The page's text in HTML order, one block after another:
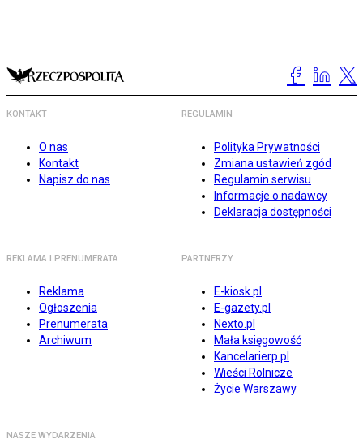
KONTAKT
O nas
Kontakt
Napisz do nas
REGULAMIN
Polityka Prywatności
Zmiana ustawień zgód
Regulamin serwisu
Informacje o nadawcy
Deklaracja dostępności
REKLAMA I PRENUMERATA
Reklama
Ogłoszenia
Prenumerata
Archiwum
PARTNERZY
E-kiosk.pl
E-gazety.pl
Nexto.pl
Mała księgowość
Kancelarierp.pl
Wieści Rolnicze
Życie Warszawy
NASZE WYDARZENIA